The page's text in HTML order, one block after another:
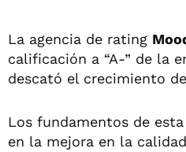
La agencia de rating
calificación a “A-” de la
descató el crecimiento
Los fundamentos de
en la mejora en la